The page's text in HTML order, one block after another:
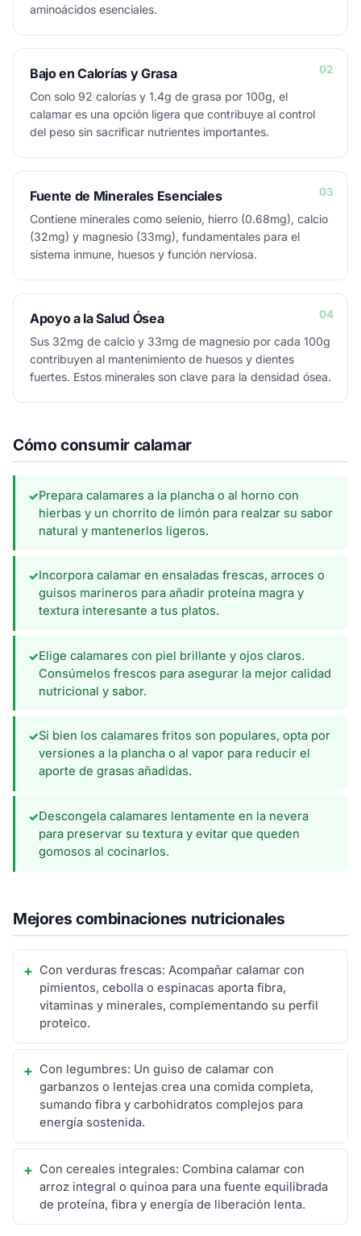
aminoácidos esenciales.
02
Bajo en Calorías y Grasa
Con solo 92 calorías y 1.4g de grasa por 100g, el
calamar es una opción ligera que contribuye al control
del peso sin sacrificar nutrientes importantes.
03
Fuente de Minerales Esenciales
Contiene minerales como selenio, hierro (0.68mg), calcio
(32mg) y magnesio (33mg), fundamentales para el
sistema inmune, huesos y función nerviosa.
04
Apoyo a la Salud Ósea
Sus 32mg de calcio y 33mg de magnesio por cada 100g
contribuyen al mantenimiento de huesos y dientes
fuertes. Estos minerales son clave para la densidad ósea.
Cómo consumir calamar
✓Prepara calamares a la plancha o al horno con
hierbas y un chorrito de limón para realzar su sabor
natural y mantenerlos ligeros.
✓Incorpora calamar en ensaladas frescas, arroces o
guisos marineros para añadir proteína magra y
textura interesante a tus platos.
✓Elige calamares con piel brillante y ojos claros.
Consúmelos frescos para asegurar la mejor calidad
nutricional y sabor.
✓Si bien los calamares fritos son populares, opta por
versiones a la plancha o al vapor para reducir el
aporte de grasas añadidas.
✓Descongela calamares lentamente en la nevera
para preservar su textura y evitar que queden
gomosos al cocinarlos.
Mejores combinaciones nutricionales
Con verduras frescas: Acompañar calamar con
pimientos, cebolla o espinacas aporta fibra,
vitaminas y minerales, complementando su perfil
proteico.
Con legumbres: Un guiso de calamar con
garbanzos o lentejas crea una comida completa,
sumando fibra y carbohidratos complejos para
energía sostenida.
Con cereales integrales: Combina calamar con
arroz integral o quinoa para una fuente equilibrada
de proteína, fibra y energía de liberación lenta.